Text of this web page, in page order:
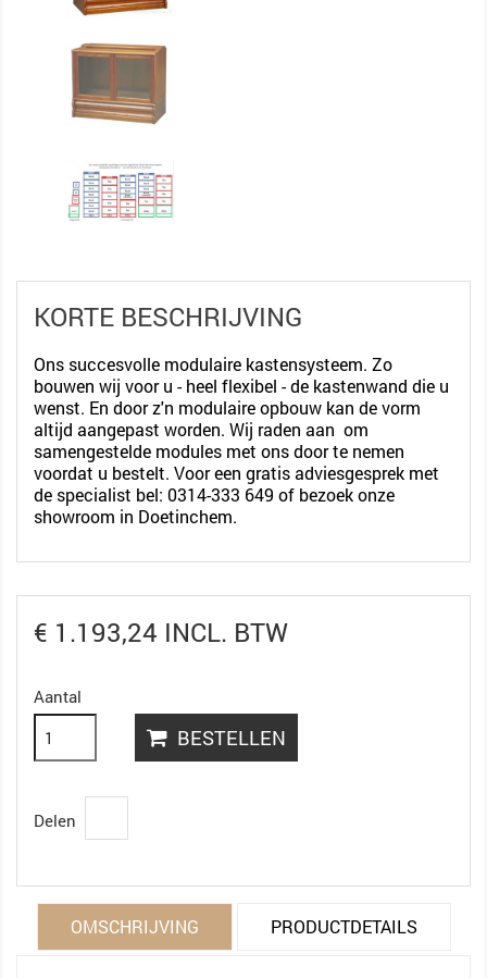
KORTE BESCHRIJVING
Ons succesvolle modulaire kastensysteem. Zo
bouwen wij voor u - heel flexibel - de kastenwand die u
wenst. En door z'n modulaire opbouw kan de vorm
altijd aangepast worden. Wij raden aan om
samengestelde modules met ons door te nemen
voordat u bestelt. Voor een gratis adviesgesprek met
de specialist bel: 0314-333 649 of bezoek onze
showroom in Doetinchem.
€ 1.193,24 INCL. BTW
Aantal
BESTELLEN
Delen
OMSCHRIJVING PRODUCTDETAILS